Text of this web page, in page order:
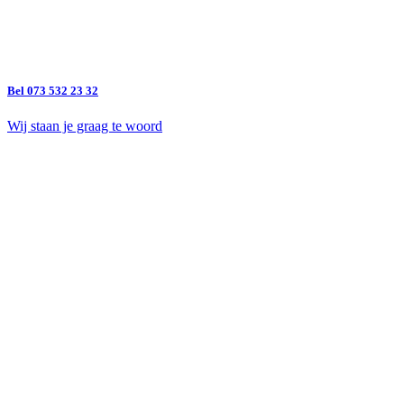
Bel 073 532 23 32
Wij staan je graag te woord